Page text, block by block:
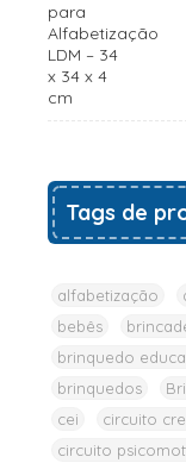
Tags de
alfabetização
bebês
brinquedo
brinquedos
cei
circuito
circuito